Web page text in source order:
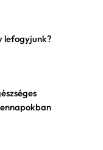
lefogyjunk?